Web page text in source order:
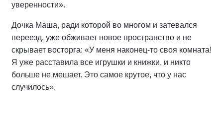
уверенности».
Дочка Маша, ради которой во многом и затевался
переезд, уже обживает новое пространство и не
скрывает восторга: «У меня наконец-то своя комната!
Я уже расставила все игрушки и книжки, и никто
больше не мешает. Это самое крутое, что у нас
случилось».